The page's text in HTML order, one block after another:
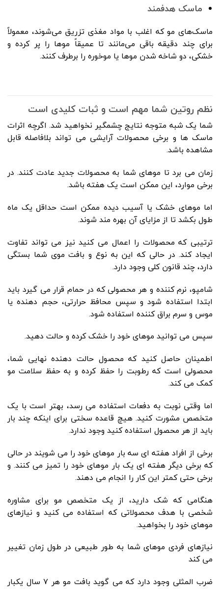
ماسک هدفمند
ماسک‌های مو که اغلب با مواد مغذی تزریق می‌شوند، معمولاً
برای چند دقیقه باقی می‌مانند تا عمیقاً موها را پر کرده و
خشکی، دو شاخه شدن موها یا موخوره را برطرف کنند.
نظم روتین شما مهم است و ثبات کلیدی است
شما یک شبه متوجه نتایج چشمگیر نخواهید شد. اگرچه اثرات
ماسک ها و برخی محصولات آرایشی می تواند بلافاصله قابل
مشاهده باشد.
زمان می برد تا موهای شما به محصولات جدید عادت کنند. در
برخی موارد، این ممکن است یک هفته باشد.
اما موهای خشک یا آسیب دیده ممکن است حداقل یک ماه
طول بکشد تا از مزایای آن بهره مند شوند.
ترتیبی که محصولات را اعمال می کنید نیز می تواند تفاوت
ایجاد کند. در حالی که این به نوع و بافت موی شما بستگی
دارد، چند قانون کلی وجود دارد.
شامپو، نرم کننده و هر محصولی که در حمام قرار می گیرد باید
ابتدا استفاده شود و سپس محافظ حرارتی، حجم دهنده یا
موس و سرم براق کننده استفاده شود.
سپس می توانید موهای خود را خشک کرده و حالت دهید.
اطمینان حاصل کنید که محصول حالت دهنده نهایی شما،
محصولی است که رطوبت را حفظ کرده و به حفظ سلامت مو
کمک می کند.
اما وقتی نوبت به دفعات استفاده می رسد، بهتر است با یک
متخصص مشورت کنید. هیچ قاعده سختی برای اینکه چند بار
باید از هر محصول استفاده کنید وجود ندارد.
برخی از افراد هفته ای سه بار موهای خود را می شویند در حالی
که برخی دیگر هفته ای یک بار موهای خود را تمیز می کنند. و
برخی حتی کمتر این کار را انجام می دهند.
هنگامی که شک دارید، از یک متخصص مو برای مشاوره
شخصی با هدف محصولاتی که استفاده می کنید و نیازهای
موهای خود را بخواهید.
نیازهای فردی موهای شما به طور طبیعی در طول زمان تغییر
می کند
ضرب المثلی وجود دارد که می گوید بافت مو هر ۷ سال یکبار